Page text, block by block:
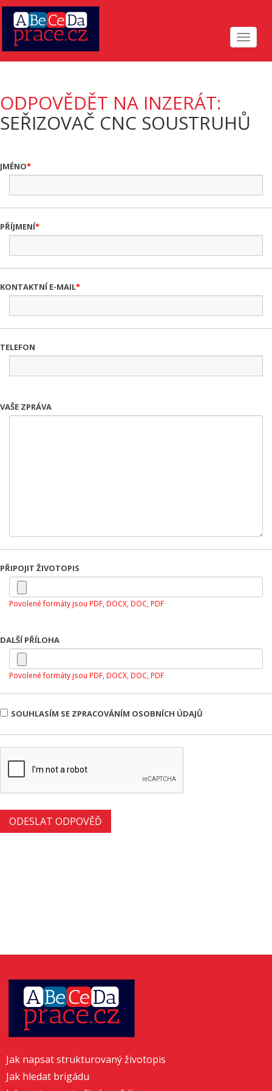
Toggle
ODPOVĚDĚT NA INZERÁT:
SEŘIZOVAČ CNC SOUSTRUHŮ
JMÉNO
PŘÍJMENÍ
KONTAKTNÍ E-MAIL
TELEFON
VAŠE ZPRÁVA
PŘIPOJIT ŽIVOTOPIS
Povolené formáty jsou PDF, DOCX, DOC, PDF
DALŠÍ PŘÍLOHA
Povolené formáty jsou PDF, DOCX, DOC, PDF
SOUHLASÍM SE ZPRACOVÁNÍM OSOBNÍCH ÚDAJŮ
Jak napsat strukturovaný životopis
Jak hledat brigádu